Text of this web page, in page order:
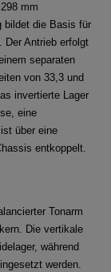
mm
bildet die Basis für
Der Antrieb erfolgt
separaten
von 33,3 und
invertierte Lager
eine
über eine
entkoppelt.
Tonarm
Die vertikale
während
werden.